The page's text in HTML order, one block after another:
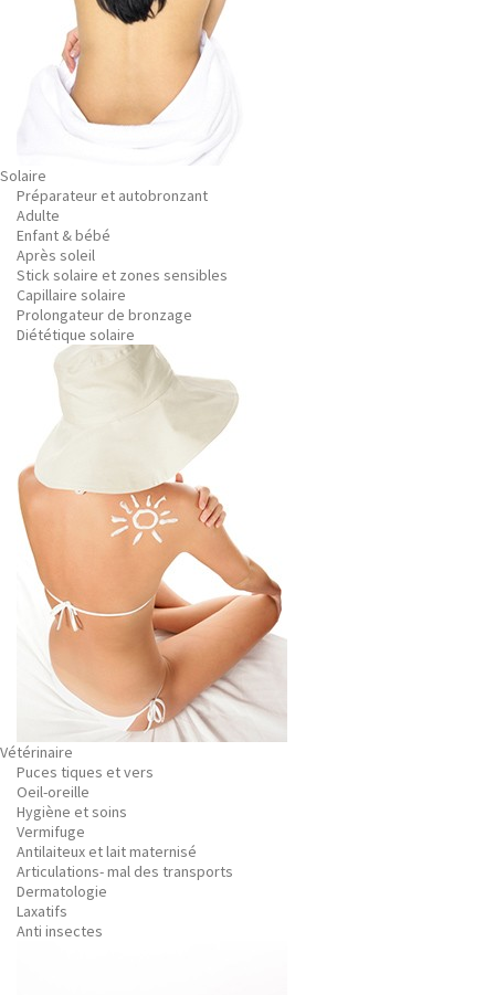
Solaire
Préparateur et autobronzant
Adulte
Enfant & bébé
Après soleil
Stick solaire et zones sensibles
Capillaire solaire
Prolongateur de bronzage
Diététique solaire
Vétérinaire
Puces tiques et vers
Oeil-oreille
Hygiène et soins
Vermifuge
Antilaiteux et lait maternisé
Articulations- mal des transports
Dermatologie
Laxatifs
Anti insectes